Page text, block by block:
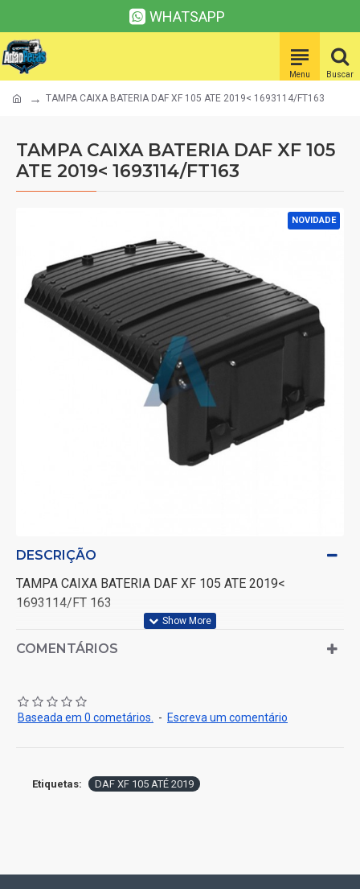
WHATSAPP
TAMPA CAIXA BATERIA DAF XF 105 ATE 2019< 1693114/FT163
TAMPA CAIXA BATERIA DAF XF 105
ATE 2019< 1693114/FT163
NOVIDADE
DESCRIÇÃO
TAMPA CAIXA BATERIA DAF XF 105 ATE 2019<
1693114/FT 163
COMENTÁRIOS
Baseada em 0 cometários. - Escreva um comentário
Etiquetas: DAF XF 105 ATÉ 2019